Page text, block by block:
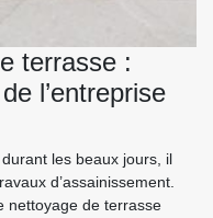
terrasse :
l’entreprise
les beaux jours, il
d’assainissement.
nettoyage de terrasse